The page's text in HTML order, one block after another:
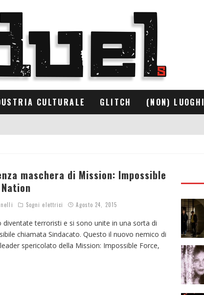
CULTURALE GLITCH (NON) LUOGHI
maschera di Mission: Impossible
Sogni elettrici Agosto 24, 2015
diventate terroristi e si sono unite in una sorta di
chiamata Sindacato. Questo il nuovo nemico di
spericolato della Mission: Impossible Force,